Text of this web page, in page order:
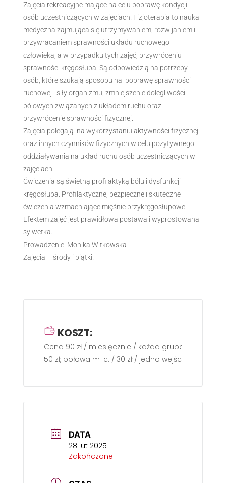
Zajęcia rekreacyjne mające na celu poprawę kondycji
osób uczestniczących w zajęciach. Fizjoterapia to nauka
medyczna zajmująca się utrzymywaniem, rozwijaniem i
przywracaniem sprawności układu ruchowego
człowieka, a w przypadku tych zajęć, przywróceniu
sprawności kręgosłupa. Są odpowiedzią na potrzeby
osób, które szukają sposobu na poprawę sprawności
ruchowej i siły organizmu, zmniejszenie dolegliwości
bólowych związanych z układem ruchu oraz
przywrócenie sprawności fizycznej.
Zajęcia polegają na wykorzystaniu aktywności fizycznej
oraz innych czynników fizycznych w celu pozytywnego
oddziaływania na układ ruchu osób uczestniczących w
zajęciach
Ćwiczenia są świetną profilaktyką bólu i dysfunkcji
kręgosłupa. Profilaktyczne, bezpieczne i skuteczne
ćwiczenia wzmacniające mięśnie przykręgosłupowe.
Efektem zajęć jest prawidłowa postawa i wyprostowana
sylwetka.
Prowadzenie: Monika Witkowska
Zajęcia – środy i piątki.
KOSZT:
Cena 90 zł / miesięcznie / każda grupa / dwa
50 zł, połowa m-c. / 30 zł / jedno wejście
DATA
28 lut 2025
Zakończone!